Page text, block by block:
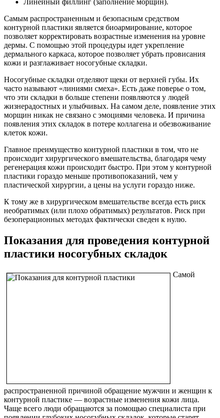
Линейный филлинг (заполнение морщин).
Самым распространенным и безопасным средством
контурной пластики является биоармирование, которое
позволяет корректировать возрастные изменения на уровне
дермы. С помощью этой процедуры идет укрепление
дермального каркаса, которое позволяет убрать провисания
кожи и разглаживает носогубные складки.
Носогубные складки отделяют щеки от верхней губы. Их
часто называют «линиями смеха». Есть даже поверье о том,
что эти складки в больше степени появляются у людей
жизнерадостных и улыбчивых. На самом деле, появление этих
морщин никак не связано с эмоциями человека. И причина
появления этих складок в потере коллагена и обезвоживание
клеток кожи.
Главное преимущество контурной пластики в том, что не
происходит хирургического вмешательства, благодаря чему
регенерация кожи происходит быстро. При этом у контурной
пластики гораздо меньше противопоказаний, чем у
пластической хирургии, а цены на услуги гораздо ниже.
К тому же в хирургическом вмешательстве всегда есть риск
необратимых (или плохо обратимых) результатов. Риск при
безоперационных методах фактически сведен к нулю.
Показания для проведения контурной
пластики носогубных складок
Самой
распространенной причиной обращение мужчин и женщин к
контурной пластике — возрастные изменения кожи лица.
Чаще всего люди обращаются за помощью специалиста при